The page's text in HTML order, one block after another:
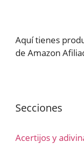
Aquí tienes
de Amazon
Secciones
Acertijos y